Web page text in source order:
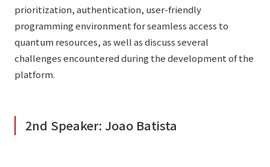
prioritization, authentication, user-friendly
programming environment for seamless access to
quantum resources, as well as discuss several
challenges encountered during the development of the
platform.
2nd Speaker: Joao Batista